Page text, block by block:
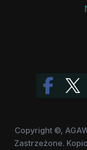
Copyright ©,
Zastrzeżone.